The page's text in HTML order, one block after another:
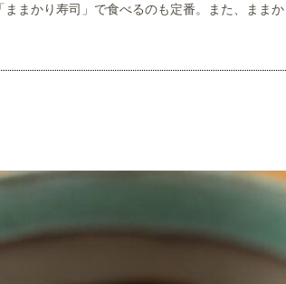
まかり寿司」で食べるのも定番。また、まま